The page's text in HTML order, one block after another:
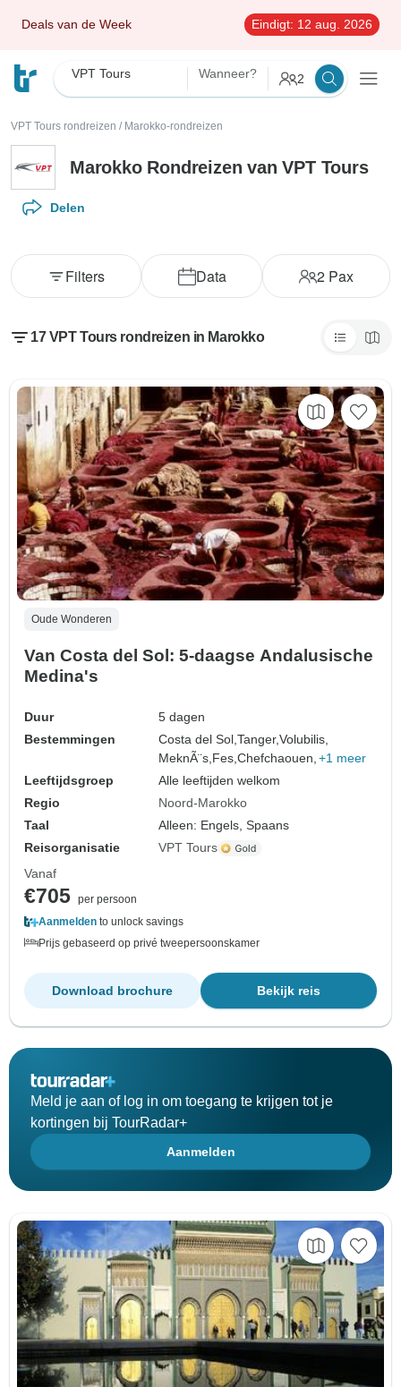
Deals van de Week Eindigt: 12 aug. 2026
VPT Tours Wanneer? 2
VPT Tours rondreizen / Marokko-rondreizen
Marokko Rondreizen van VPT Tours
Delen
Data 2 Pax
Filters
17 VPT Tours rondreizen in Marokko
Oude Wonderen
Van Costa del Sol: 5-daagse Andalusische
Medina's
Duur
5 dagen
Bestemmingen
Costa del Sol,Tanger,Volubilis,
MeknÃ¨s, Fes,Chefchaouen, +1 meer
Leeftijdsgroep
Alle leeftijden welkom
Regio
Noord-Marokko
Taal
Alleen: Engels, Spaans
Reisorganisatie
VPT Tours
Vanaf
€705 per persoon
Aanmelden to unlock savings
Prijs gebaseerd op privé tweepersoonskamer
Bekijk reis
Download brochure
Meld je aan of log in om toegang te krijgen tot je
kortingen bij TourRadar+
Aanmelden